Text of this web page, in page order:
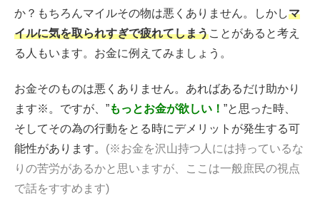
か？もちろんマイルその物は悪くありません。しかしマ
イルに気を取られすぎで疲れてしまうことがあると考え
る人もいます。お金に例えてみましょう。
お金そのものは悪くありません。あればあるだけ助かり
ます※。ですが、”もっとお金が欲しい！ ”と思った時、
そしてその為の行動をとる時にデメリットが発生する可
能性があります。 (※お金を沢山持つ人には持っているな
りの苦労があるかと思いますが、
ここは一般庶民の視点
で話をすすめます)